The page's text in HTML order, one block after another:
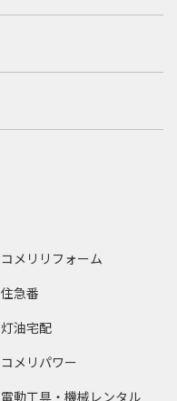
コメリリフォーム
住急番
灯油宅配
コメリパワー
電動工具・機械レンタル